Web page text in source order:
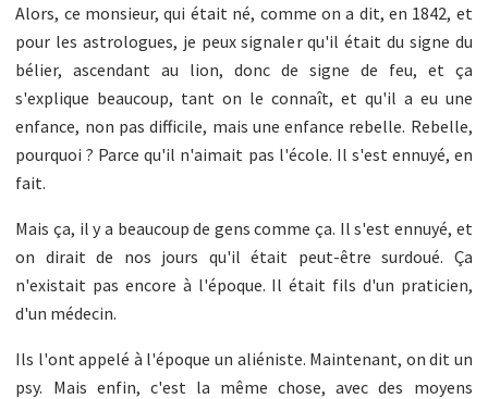
Alors, ce monsieur, qui était né, comme on a dit, en 1842, et
pour les astrologues, je peux signaler qu'il était du signe du
bélier, ascendant au lion, donc de signe de feu, et ça
s'explique beaucoup, tant on le connaît, et qu'il a eu une
enfance, non pas difficile, mais une enfance rebelle. Rebelle,
pourquoi ? Parce qu'il n'aimait pas l'école. Il s'est ennuyé, en
fait.
Mais ça, il y a beaucoup de gens comme ça. Il s'est ennuyé, et
on dirait de nos jours qu'il était peut-être surdoué. Ça
n'existait pas encore à l'époque. Il était fils d'un praticien,
d'un médecin.
Ils l'ont appelé à l'époque un aliéniste. Maintenant, on dit un
psy. Mais enfin, c'est la même chose, avec des moyens